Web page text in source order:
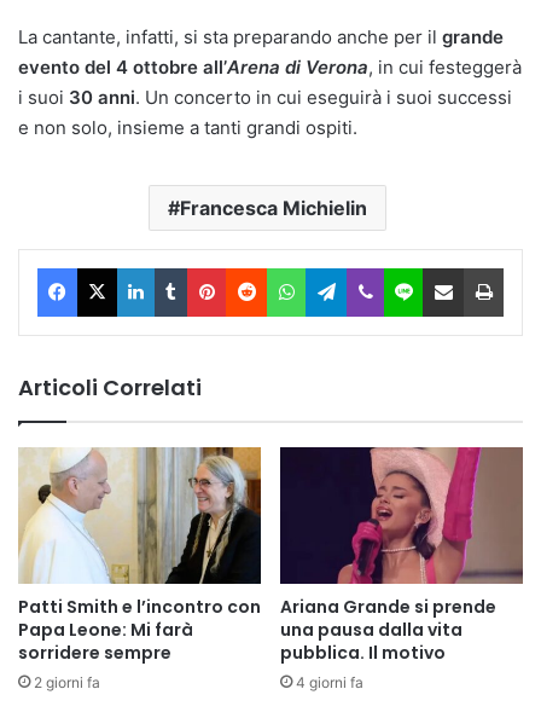
La cantante, infatti, si sta preparando anche per il grande
evento del 4 ottobre all’Arena di Verona, in cui festeggerà
i suoi 30 anni. Un concerto in cui eseguirà i suoi successi
e non solo, insieme a tanti grandi ospiti.
Francesca Michielin
Facebook
X LinkedIn
TumblrPinterest
RedditWhatsAppTelegram
ViberLine Condividi via Email
Articoli Correlati
Patti Smith e l’incontro con
Papa Leone: Mi farà
sorridere sempre
2 giorni fa
Ariana Grande si prende
una pausa dalla vita
pubblica. Il motivo
4 giorni fa